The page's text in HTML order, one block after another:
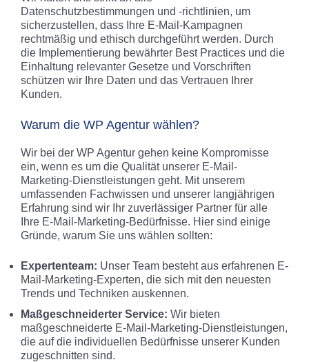
Datenschutzbestimmungen und -richtlinien, um
sicherzustellen, dass Ihre E-Mail-Kampagnen
rechtmäßig und ethisch durchgeführt werden. Durch
die Implementierung bewährter Best Practices und die
Einhaltung relevanter Gesetze und Vorschriften
schützen wir Ihre Daten und das Vertrauen Ihrer
Kunden.
Warum die WP Agentur wählen?
Wir bei der WP Agentur gehen keine Kompromisse
ein, wenn es um die Qualität unserer E-Mail-
Marketing-Dienstleistungen geht. Mit unserem
umfassenden Fachwissen und unserer langjährigen
Erfahrung sind wir Ihr zuverlässiger Partner für alle
Ihre E-Mail-Marketing-Bedürfnisse. Hier sind einige
Gründe, warum Sie uns wählen sollten:
Expertenteam: Unser Team besteht aus erfahrenen E-
Mail-Marketing-Experten, die sich mit den neuesten
Trends und Techniken auskennen.
Maßgeschneiderter Service: Wir bieten
maßgeschneiderte E-Mail-Marketing-Dienstleistungen,
die auf die individuellen Bedürfnisse unserer Kunden
zugeschnitten sind.